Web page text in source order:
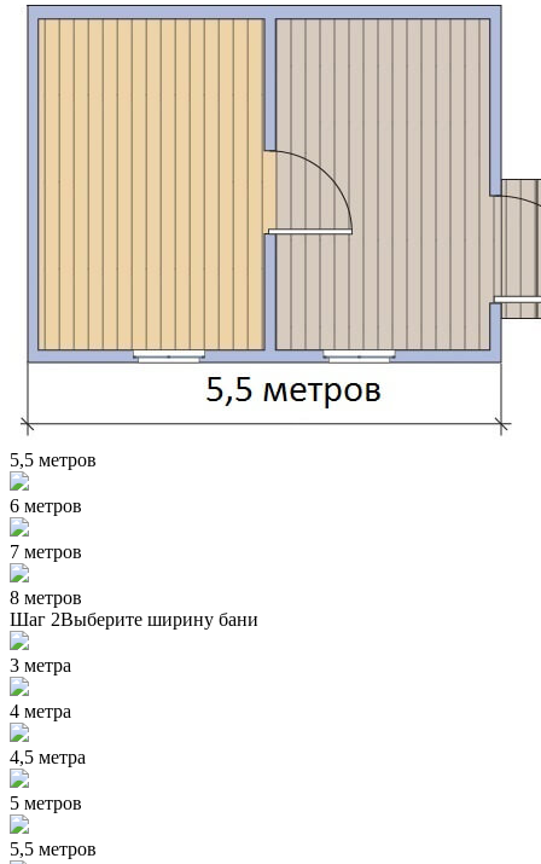
5,5 метров
6 метров
7 метров
8 метров
Шаг 2Выберите ширину бани
3 метра
4 метра
4,5 метра
5 метров
5,5 метров